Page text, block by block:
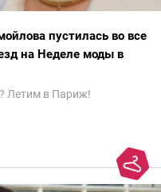
пустилась во все
на Неделе моды в
Летим в Париж!